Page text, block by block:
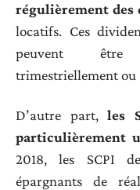
régulièrement des
locatifs. Ces
peuvent être
trimestriellement ou
D’autre part,les
particulièrement
2018, les SCPI
épargnants de